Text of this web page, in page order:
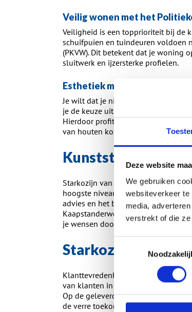
Deze website
We gebruiken
websiteverkeer
media,
verstrekt of die
Veilig wonen met het
Veiligheid is een topprioriteit bij de
schuifpuien en tuindeuren voldoen
(PKVW). Dit betekent dat je woning
sluitwerk en ijzersterke profielen.
Esthetiek met houtlook en
Je wilt dat je nieuwe kunststof
je de keuze uit een breed scala aan
Hierdoor profiteer je van het
van houten kozijnen behoudt.
Kunststof kozijnen
Starkozijn van der Vecht richt zich
hoogste niveau te houden. De
advies en het bekijken van alle
Kaapstanderweg 31 in Lelystad.
je wensen door te vertalen naar een
Starkozijn reviews
Klanttevredenheid is de motor
van klanten in de regio. Naast de
Op de geleverde kunststof kozijnen
de verre toekomst zorgeloos kunt